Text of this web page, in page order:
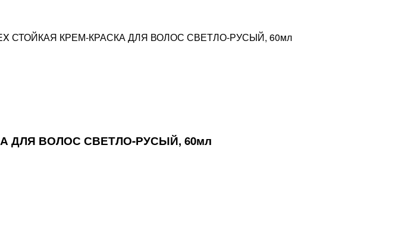
СТОЙКАЯ КРЕМ-КРАСКА ДЛЯ ВОЛОС СВЕТЛО-РУСЫЙ, 60мл
ДЛЯ ВОЛОС СВЕТЛО-РУСЫЙ, 60мл